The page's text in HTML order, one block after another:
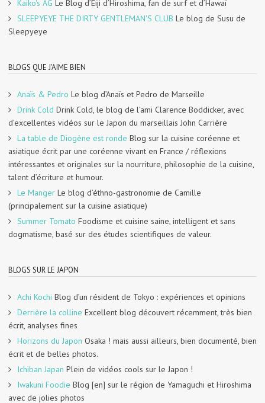
Kaiko's AG Le Blog d’Eiji d’Hiroshima, fan de surf et d’Hawaï
SLEEPYEYE THE DIRTY GENTLEMAN'S CLUB Le blog de Susu de
Sleepyeye
BLOGS QUE J'AIME BIEN
Anaïs & Pedro Le blog d’Anaïs et Pedro de Marseille
Drink Cold Drink Cold, le blog de l’ami Clarence Boddicker, avec
d’excellentes vidéos sur le Japon du marseillais John Carrière
La table de Diogène est ronde Blog sur la cuisine coréenne et
asiatique écrit par une coréenne vivant en France / réflexions
intéressantes et originales sur la nourriture, philosophie de la cuisine,
talent d’écriture et humour.
Le Manger Le blog d’éthno-gastronomie de Camille
(principalement sur la cuisine asiatique)
Summer Tomato Foodisme et cuisine saine, intelligent et sans
dogmatisme, basé sur des études scientifiques de valeur.
BLOGS SUR LE JAPON
Achi Kochi Blog d’un résident de Tokyo : expériences et opinions
Derrière la colline Excellent blog découvert récemment, très bien
écrit, analyses fines
Horizons du Japon Osaka ! mais aussi ailleurs, bien documenté, bien
écrit et de belles photos.
Ichiban Japan Plein de vidéos cools sur le Japon !
Iwakuni Foodie Blog [en] sur le région de Yamaguchi et Hiroshima
avec de jolies photos